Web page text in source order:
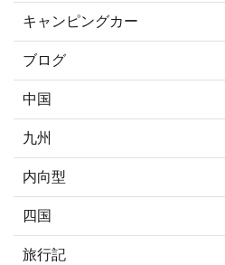
キャンピングカー
ブログ
中国
九州
内向型
四国
旅行記